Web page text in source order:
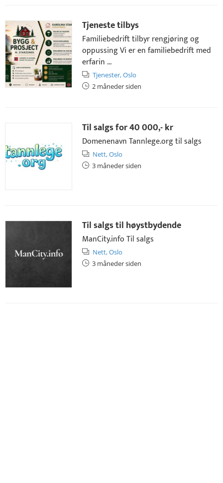
Tjeneste tilbys
Familiebedrift tilbyr rengjøring og
oppussing Vi er en familiebedrift med
erfarin ...
Tjenester,Oslo
2 måneder siden
Til salgs for40 000,- kr
Domenenavn Tannlege.org til salgs
Nett,Oslo
3 måneder siden
Til salgs til høystbydende
ManCity.info Til salgs
Nett,Oslo
3 måneder siden